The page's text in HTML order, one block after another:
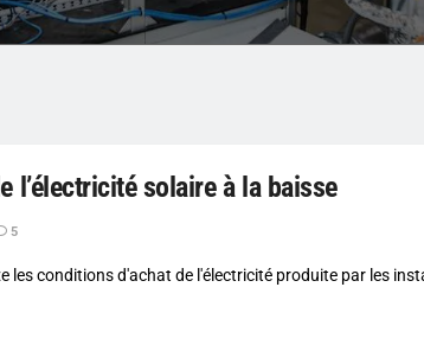
l’électricité solaire à la baisse
5
les conditions d'achat de l'électricité produite par les